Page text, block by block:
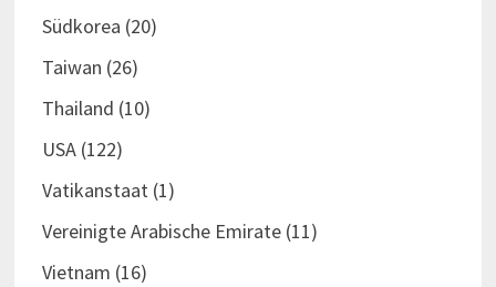
Südkorea (20)
Taiwan (26)
Thailand (10)
USA(122)
Vatikanstaat(1)
Vereinigte Arabische Emirate(11)
Vietnam (16)